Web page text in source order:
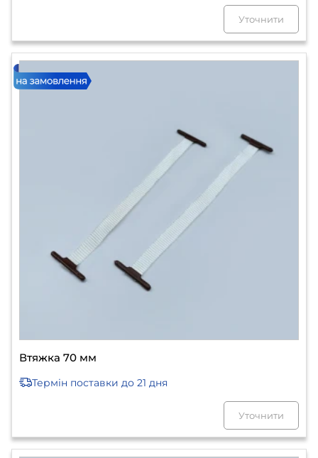
Уточнити
Втяжка 70 мм
Термін поставки до 21 дня
Уточнити